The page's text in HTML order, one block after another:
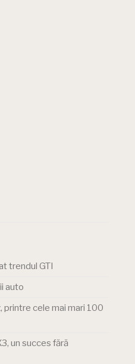
trendul GTI
auto
printre cele mai mari 100
un succes fără